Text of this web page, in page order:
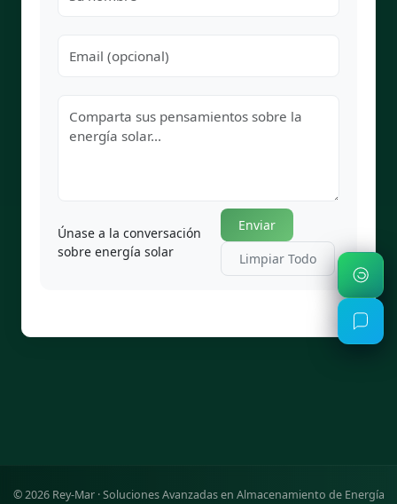
Únase a la conversación
sobre energía solar
Enviar
Limpiar Todo
©2026Rey-Mar · Soluciones Avanzadas en Almacenamiento de Energía